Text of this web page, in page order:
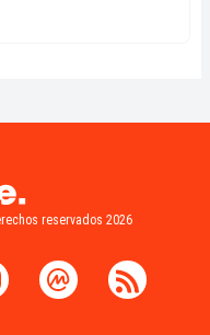
reservados 2026